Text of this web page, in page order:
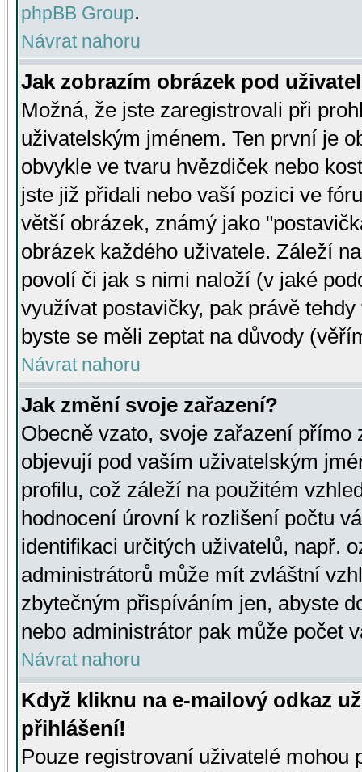
phpBB Group.
Návrat nahoru
Jak zobrazím obrázek pod
Možná, že jste zaregistrovali při
uživatelským jménem. Ten první je
obvykle ve tvaru hvězdiček nebo
jste již přidali nebo vaší pozici ve
větší obrázek, známý jako
obrázek každého uživatele. Záleží
povolí či jak s nimi naloží (v jaké
využívat postavičky, pak právě
byste se měli zeptat na důvody
Návrat nahoru
Jak změní svoje zařazení?
Obecně vzato, svoje zařazení přímo
objevují pod vaším uživatelským
profilu, což záleží na použitém
hodnocení úrovní k rozlišení počtu
identifikaci určitých uživatelů, např.
administrátorů může mít zvláštní
zbytečným přispíváním jen, abyste
nebo administrátor pak může počet
Návrat nahoru
Když kliknu na e-mailový odkaz
přihlášení!
Pouze registrovaní uživatelé mohou